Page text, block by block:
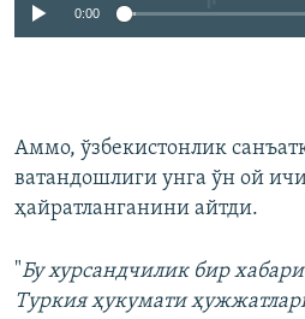
0:00
Аммо, ўзбекистонлик
ватандошлиги унга ўн ой
ҳайратланганини айтди.
"Бу хурсандчилик бир
Туркия ҳукумати